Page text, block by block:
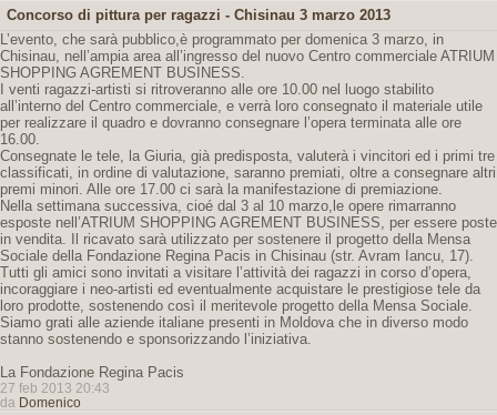
Concorso di pittura per ragazzi - Chisinau 3 marzo 2013
L’evento, che sarà pubblico,è programmato per domenica 3 marzo, in
Chisinau, nell’ampia area all’ingresso del nuovo Centro commerciale ATRIUM
SHOPPING AGREMENT BUSINESS.
I venti ragazzi-artisti si ritroveranno alle ore 10.00 nel luogo stabilito
all’interno del Centro commerciale, e verrà loro consegnato il materiale utile
per realizzare il quadro e dovranno consegnare l’opera terminata alle ore
16.00.
Consegnate le tele, la Giuria, già predisposta, valuterà i vincitori ed i primi tre
classificati, in ordine di valutazione, saranno premiati, oltre a consegnare altri
premi minori. Alle ore 17.00 ci sarà la manifestazione di premiazione.
Nella settimana successiva, cioé dal 3 al 10 marzo,le opere rimarranno
esposte nell’ATRIUM SHOPPING AGREMENT BUSINESS, per essere poste
in vendita. Il ricavato sarà utilizzato per sostenere il progetto della Mensa
Sociale della Fondazione Regina Pacis in Chisinau (str. Avram Iancu, 17).
Tutti gli amici sono invitati a visitare l’attività dei ragazzi in corso d’opera,
incoraggiare i neo-artisti ed eventualmente acquistare le prestigiose tele da
loro prodotte, sostenendo così il meritevole progetto della Mensa Sociale.
Siamo grati alle aziende italiane presenti in Moldova che in diverso modo
stanno sostenendo e sponsorizzando l’iniziativa.
La Fondazione Regina Pacis
27 feb 2013 20:43
da Domenico